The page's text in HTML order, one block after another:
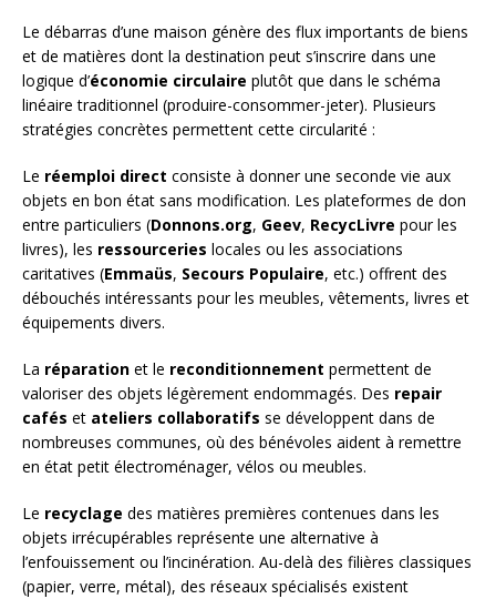
Le débarras d’une maison génère des flux importants de biens
et de matières dont la destination peut s’inscrire dans une
logique d’économie circulaire plutôt que dans le schéma
linéaire traditionnel (produire-consommer-jeter). Plusieurs
stratégies concrètes permettent cette circularité :
Le réemploi direct consiste à donner une seconde vie aux
objets en bon état sans modification. Les plateformes de don
entre particuliers (Donnons.org, Geev, RecycLivre pour les
livres), les ressourceries locales ou les associations
caritatives (Emmaüs, Secours Populaire, etc.) offrent des
débouchés intéressants pour les meubles, vêtements, livres et
équipements divers.
La réparation et le reconditionnement permettent de
valoriser des objets légèrement endommagés. Des repair
cafés et ateliers collaboratifs se développent dans de
nombreuses communes, où des bénévoles aident à remettre
en état petit électroménager, vélos ou meubles.
Le recyclage des matières premières contenues dans les
objets irrécupérables représente une alternative à
l’enfouissement ou l’incinération. Au-delà des filières classiques
(papier, verre, métal), des réseaux spécialisés existent